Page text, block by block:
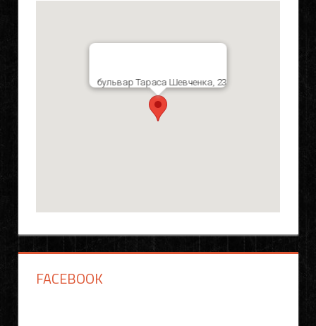
бульвар Тараса Шевченка, 23
FACEBOOK